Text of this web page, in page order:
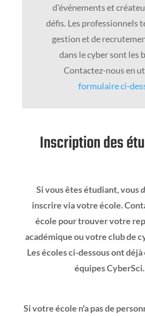
d'événements et
défis. Les professionnels
gestion et de
dans le cyber sont les
Contactez-nous en
formulaire ci-
Inscription des
Si vous êtes étudiant, vous
inscrire via votre école.
école pour trouver votre
académique ou votre club de
Les écoles ci-dessous ont
équipes CyberSci.
Si votre école n'a pas de